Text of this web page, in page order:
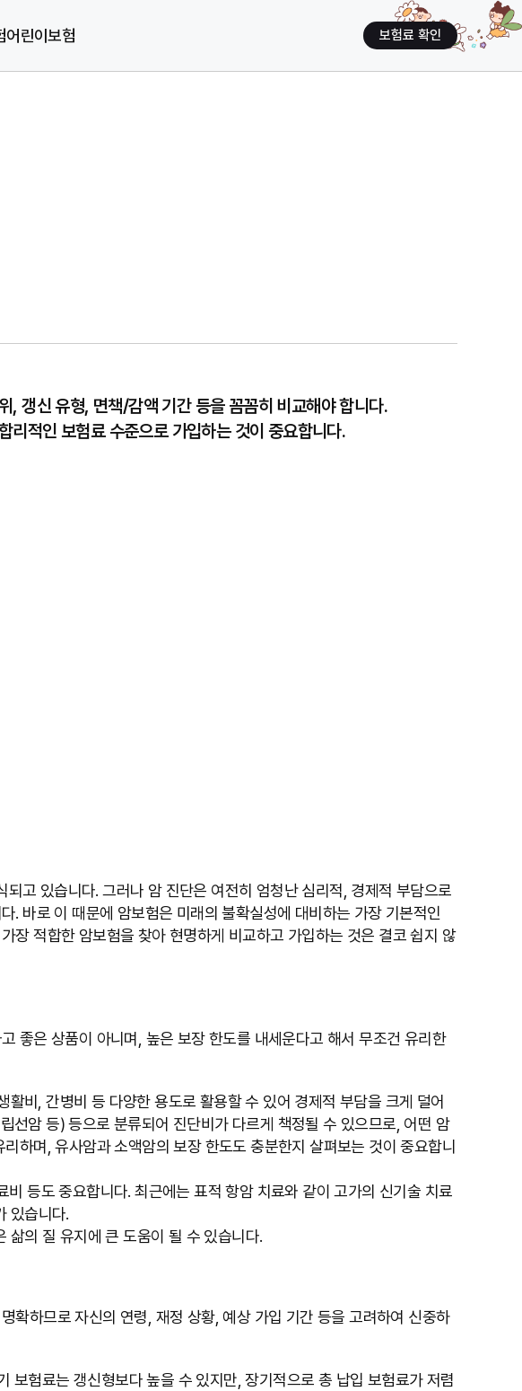
어린이보험 보험료 확인
, 갱신 유형, 면책/감액 기간 등을 꼼꼼히 비교해야 합니다.
리적인 보험료 수준으로 가입하는 것이 중요합니다.
고 있습니다. 그러나 암 진단은 여전히 엄청난 심리적, 경제적 부담으로
. 바로 이 때문에 암보험은 미래의 불확실성에 대비하는 가장 기본적인
장 적합한 암보험을 찾아 현명하게 비교하고 가입하는 것은 결코 쉽지 않
좋은 상품이 아니며, 높은 보장 한도를 내세운다고 해서 무조건 유리한
비, 간병비 등 다양한 용도로 활용할 수 있어 경제적 부담을 크게 덜어
선암 등) 등으로 분류되어 진단비가 다르게 책정될 수 있으므로, 어떤 암
하며, 유사암과 소액암의 보장 한도도 충분한지 살펴보는 것이 중요합니
등도 중요합니다. 최근에는 표적 항암 치료와 같이 고가의 신기술 치료
있습니다.
삶의 질 유지에 큰 도움이 될 수 있습니다.
확하므로 자신의 연령, 재정 상황, 예상 가입 기간 등을 고려하여 신중하
험료는 갱신형보다 높을 수 있지만, 장기적으로 총 납입 보험료가 저렴